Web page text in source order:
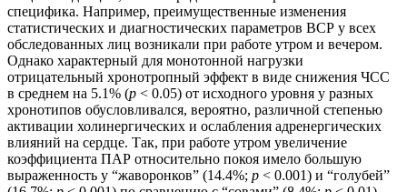
специфика. Например, преимущественные изменения
статистических и диагностических параметров ВСР у всех
обследованных лиц возникали при работе утром и вечером.
Однако характерный для монотонной нагрузки
отрицательный хронотропный эффект в виде снижения ЧСС
в среднем на 5.1% (p < 0.05) от исходного уровня у разных
хронотипов обусловливался, вероятно, различной степенью
активации холинергических и ослабления адренергических
влияний на сердце. Так, при работе утром увеличение
коэффициента ПАР относительно покоя имело большую
выраженность у “жаворонков” (14.4%; p < 0.001) и “голубей”